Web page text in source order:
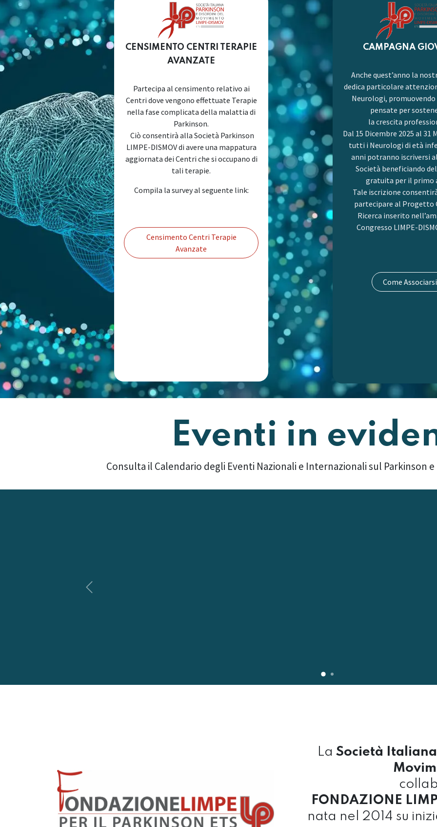
CAMPAGNA
Anche quest’anno la
dedica particolare
Neurologi,
pensate per
la crescita
Dal 15 Dicembre 2025 al 31
tutti i Neurologi di età
anni potranno iscriversi
Società beneficiando
gratuita per il primo
Tale iscrizione
partecipare al Progetto
Ricerca inserito
Congresso LIMPE-
Come Associarsi
CENSIMENTO CENTRI TERAPIE
AVANZATE
Partecipa al censimento relativo ai
Centri dove vengono effettuate Terapie
nella fase complicata della malattia di
Parkinson.
Ciò consentirà alla Società Parkinson
LIMPE-DISMOV di avere una mappatura
aggiornata dei Centri che si occupano di
tali terapie.
Compila la survey al seguente link:
Censimento Centri Terapie
Avanzate
Eventi in
Consulta il Calendario degli Eventi Nazionali e Internazionali sul Parkinson
Precedente
La Società
FONDAZIONE
nata nel 2014 su